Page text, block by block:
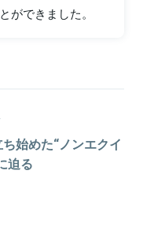
ができました。
ち始めた“ノンエクイ
迫る